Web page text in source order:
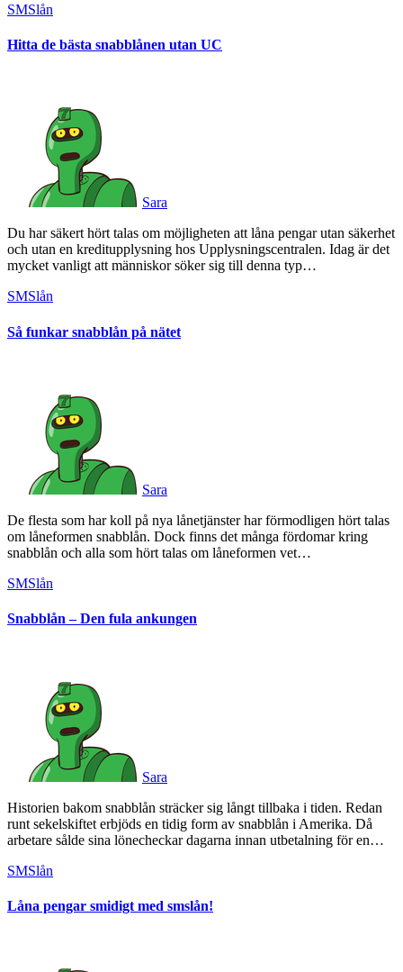
SMSlån
Hitta de bästa snabblånen utan UC
Sara
Du har säkert hört talas om möjligheten att låna pengar utan säkerhet
och utan en kreditupplysning hos Upplysningscentralen. Idag är det
mycket vanligt att människor söker sig till denna typ…
SMSlån
Så funkar snabblån på nätet
Sara
De flesta som har koll på nya lånetjänster har förmodligen hört talas
om låneformen snabblån. Dock finns det många fördomar kring
snabblån och alla som hört talas om låneformen vet…
SMSlån
Snabblån – Den fula ankungen
Sara
Historien bakom snabblån sträcker sig långt tillbaka i tiden. Redan
runt sekelskiftet erbjöds en tidig form av snabblån i Amerika. Då
arbetare sålde sina lönecheckar dagarna innan utbetalning för en…
SMSlån
Låna pengar smidigt med smslån!